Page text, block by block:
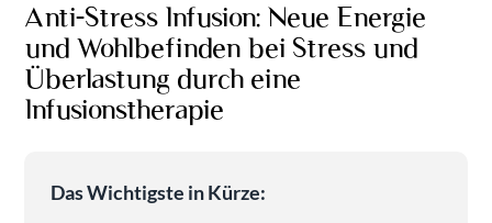
Anti-Stress Infusion: Neue Energie
und Wohlbefinden bei Stress und
Überlastung durch eine
Infusionstherapie
Das Wichtigste in Kürze: